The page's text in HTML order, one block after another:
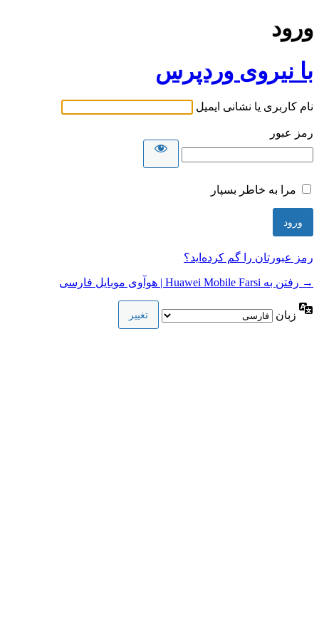
ورود
با نیروی وردپرس
نام کاربری یا نشانی ایمیل
رمز عبور
مرا به خاطر بسپار
رمز عبورتان را گم کرده‌اید؟
→ رفتن به Huawei Mobile Farsi | هوآوی موبایل فارسی
زبان